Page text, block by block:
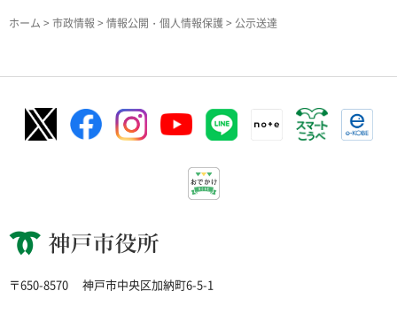
ホーム > 市政情報 > 情報公開・個人情報保護> 公示送達
神戸市役所
〒650-8570 神戸市中央区加納町6-5-1